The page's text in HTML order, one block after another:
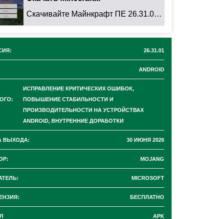
Скачивайте Майнкрафт ПЕ 26.31.01 для Android: ...
26.31.01
ANDROID
ИСПРАВЛЕНИЕ КРИТИЧЕСКИХ ОШИБОК,
ПОВЫШЕНИЕ СТАБИЛЬНОСТИ И
ПРОИЗВОДИТЕЛЬНОСТИ НА УСТРОЙСТВАХ
ANDROID, ВНУТРЕННИЕ ДОРАБОТКИ
ВЫХОДА: 30 ИЮНЯ 2026
MOJANG
MICROSOFT
БЕСПЛАТНО
APK